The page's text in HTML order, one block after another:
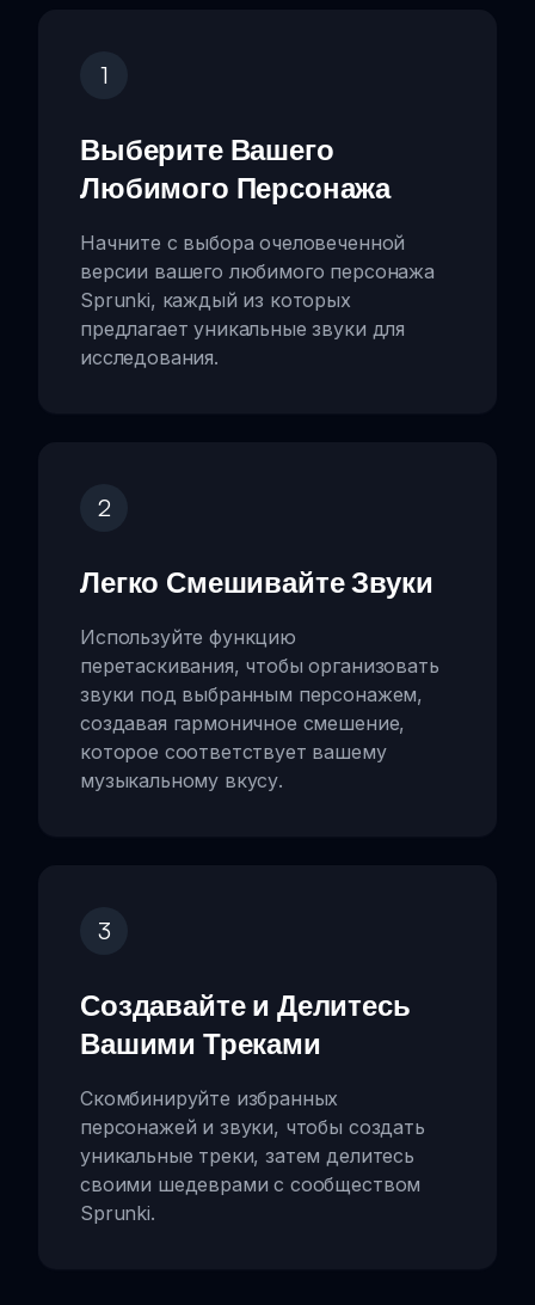
1
Выберите Вашего
Любимого Персонажа
Начните с выбора очеловеченной
версии вашего любимого персонажа
Sprunki, каждый из которых
предлагает уникальные звуки для
исследования.
2
Легко Смешивайте Звуки
Используйте функцию
перетаскивания, чтобы организовать
звуки под выбранным персонажем,
создавая гармоничное смешение,
которое соответствует вашему
музыкальному вкусу.
3
Создавайте и Делитесь
Вашими Треками
Скомбинируйте избранных
персонажей и звуки, чтобы создать
уникальные треки, затем делитесь
своими шедеврами с сообществом
Sprunki.